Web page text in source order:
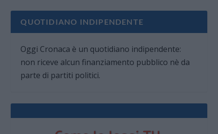
QUOTIDIANO INDIPENDENTE
Oggi Cronaca è un quotidiano indipendente:
non riceve alcun finanziamento pubblico nè da
parte di partiti politici.